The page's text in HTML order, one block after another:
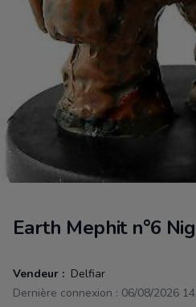
Earth Mephit n°6
Vendeur : Delfiar
Dernière connexion : 06/08/2026